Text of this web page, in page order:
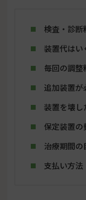
検査・診
装置代はい
毎回の調
追加装置
装置を壊し
保定装置の
治療期間の
支払い方法